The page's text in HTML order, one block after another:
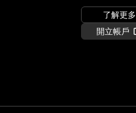
了解更多
開立帳戶